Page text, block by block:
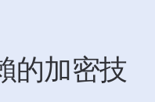
的加密技